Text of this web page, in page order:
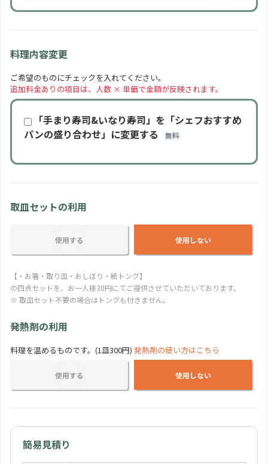
料理内容変更
ご希望のものにチェックを入れてください。
追加料金ありの項目は、人数 × 単価で金額が反映されます。
「手まり寿司&いなり寿司」を「シェフおすすめ
パンの盛り合わせ」に変更する
無料
手まり寿司といなり寿司の盛り合わせ
350 円 人
季節の一口カットケーキ
人
取皿セットの利用
使用する 使用しない
【・お箸・取り皿・おしぼり・紙トング】
の四点セットを、お一人様30円にてご提供させていただいております。
※ 取皿セット不要の場合はトングも付きません。
発熱剤の利用
料理を温めるものです。(1皿300円) 発熱剤の使い方はこちら
使用する 使用しない
簡易見積り